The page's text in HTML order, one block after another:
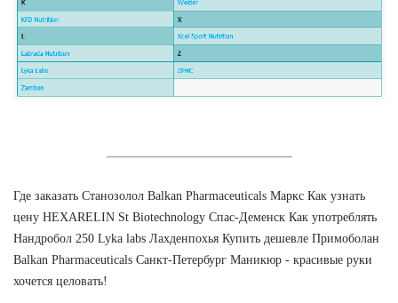
Где заказать Станозолол Balkan Pharmaceuticals Маркс Как узнать
цену HEXARELIN St Biotechnology Спас-Деменск Как употреблять
Нандробол 250 Lyka labs Лахденпохья Купить дешевле Примоболан
Balkan Pharmaceuticals Санкт-Петербург Маникюр - красивые руки
хочется целовать!